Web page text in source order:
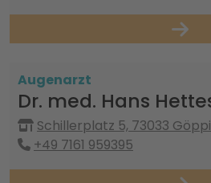
Augenarzt
Dr. med. Hans
Schillerplatz 5, 73033
+49 7161 959395